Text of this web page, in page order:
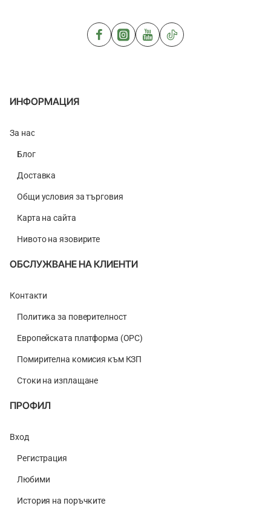
ИНФОРМАЦИЯ
За нас
Блог
Доставка
Общи условия за търговия
Карта на сайта
Нивото на язовирите
ОБСЛУЖВАНЕ НА КЛИЕНТИ
Контакти
Политика за поверителност
Европейската платформа (ОРС)
Помирителна комисия към КЗП
Стоки на изплащане
ПРОФИЛ
Вход
Регистрация
Любими
История на поръчките